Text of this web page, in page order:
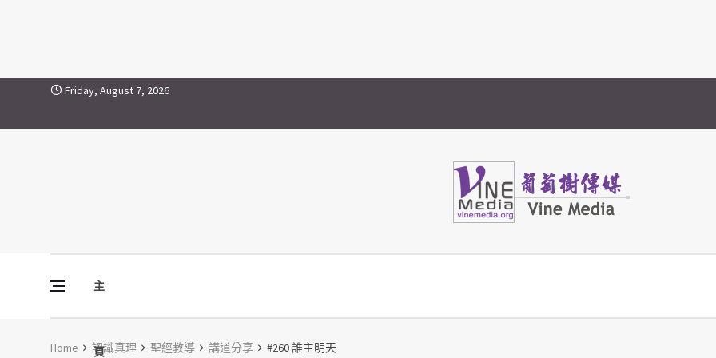
Skip to contentFriday, August 7, 2026
主
頁
Vine Media
葡萄樹傳媒
Home 認識真理 聖經教導 講道分享 #260 誰主明天